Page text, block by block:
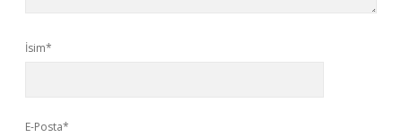
İsim*
E-Posta*